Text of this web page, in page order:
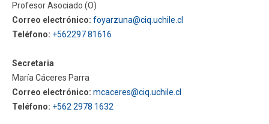
Profesor Asociado (O)
Correo electrónico: foyarzuna@ciq.uchile.cl
Teléfono: +562297 81616
Secretaria
María Cáceres Parra
Correo electrónico: mcaceres@ciq.uchile.cl
Teléfono: +562 2978 1632